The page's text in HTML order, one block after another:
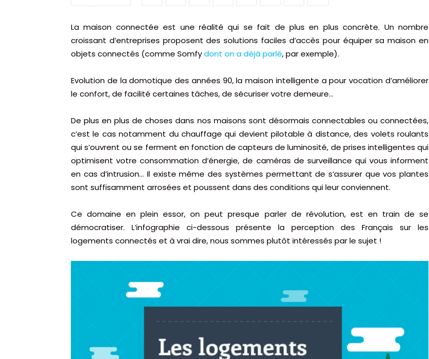
La maison connectée est une réalité qui se fait de plus en plus concrète. Un nombre
croissant d’entreprises proposent des solutions faciles d’accès pour équiper sa maison en
objets connectés (comme Somfydont on a déjà parlé, par exemple).
Evolution de la domotique des années 90, la maison intelligente a pour vocation d’améliorer
le confort, de facilité certaines tâches, de sécuriser votre demeure…
De plus en plus de choses dans nos maisons sont désormais connectables ou connectées,
c’est le cas notamment du chauffage qui devient pilotable à distance, des volets roulants
qui s’ouvrent ou se ferment en fonction de capteurs de luminosité, de prises intelligentes qui
optimisent votre consommation d’énergie, de caméras de surveillance qui vous informent
en cas d’intrusion… Il existe même des systèmes permettant de s’assurer quevos plantes
sont suffisamment arrosées et poussent dans des conditions qui leur conviennent.
Ce domaine en plein essor, on peut presque parler de révolution, est en train de se
démocratiser. L’infographie ci-dessous présente la perception des Français sur les
logements connectés et à vrai dire, nous sommes plutôt intéressés par le sujet !